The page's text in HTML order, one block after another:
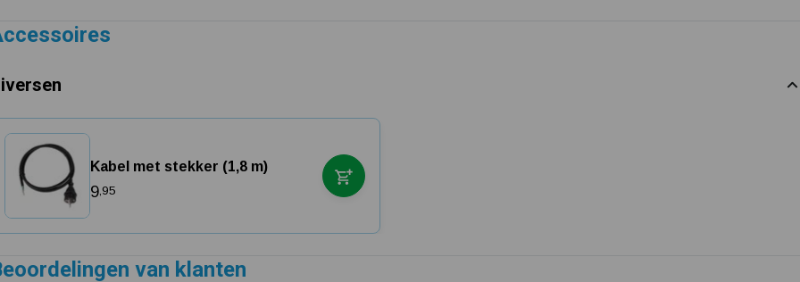
Kabel met stekker (1,8 m)
9,95
van klanten